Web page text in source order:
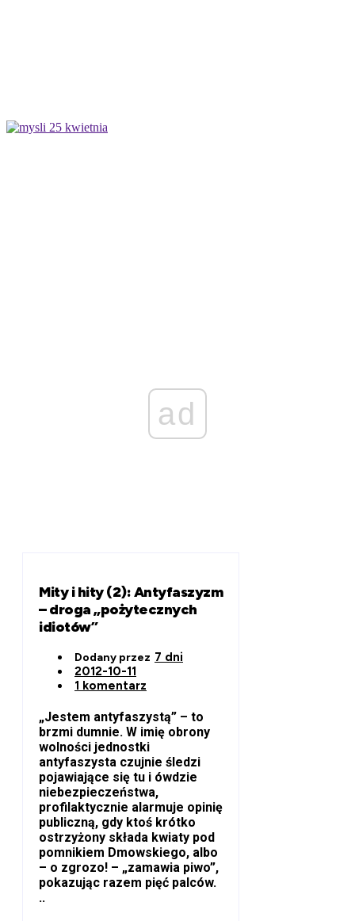
ad
Mity i hity (2): Antyfaszyzm
– droga „pożytecznych
idiotów”
Dodany przez 7 dni
2012-10-11
1 komentarz
„Jestem antyfaszystą” – to
brzmi dumnie. W imię obrony
wolności jednostki
antyfaszysta czujnie śledzi
pojawiające się tu i ówdzie
niebezpieczeństwa,
profilaktycznie alarmuje opinię
publiczną, gdy ktoś krótko
ostrzyżony składa kwiaty pod
pomnikiem Dmowskiego, albo
– o zgrozo! – „zamawia piwo”,
pokazując razem pięć palców.
..